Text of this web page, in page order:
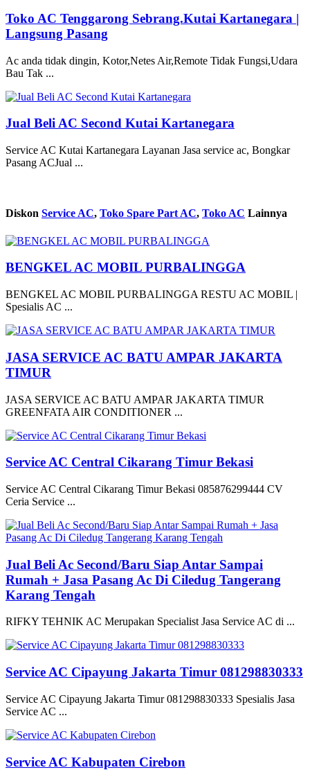
Toko AC Tenggarong Sebrang.Kutai Kartanegara |
Langsung Pasang
Ac anda tidak dingin, Kotor,Netes Air,Remote Tidak Fungsi,Udara
Bau Tak ...
Jual Beli AC Second Kutai Kartanegara
Service AC Kutai Kartanegara Layanan Jasa service ac, Bongkar
Pasang ACJual ...
Diskon Service AC, Toko Spare Part AC, Toko AC Lainnya
BENGKEL AC MOBIL PURBALINGGA
BENGKEL AC MOBIL PURBALINGGA RESTU AC MOBIL |
Spesialis AC ...
JASA SERVICE AC BATU AMPAR JAKARTA
TIMUR
JASA SERVICE AC BATU AMPAR JAKARTA TIMUR
GREENFATA AIR CONDITIONER ...
Service AC Central Cikarang Timur Bekasi
Service AC Central Cikarang Timur Bekasi 085876299444 CV
Ceria Service ...
Jual Beli Ac Second/Baru Siap Antar Sampai
Rumah + Jasa Pasang Ac Di Ciledug Tangerang
Karang Tengah
RIFKY TEHNIK AC Merupakan Specialist Jasa Service AC di ...
Service AC Cipayung Jakarta Timur 081298830333
Service AC Cipayung Jakarta Timur 081298830333 Spesialis Jasa
Service AC ...
Service AC Kabupaten Cirebon